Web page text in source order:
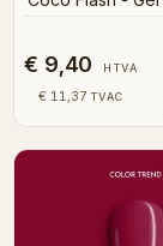
€ 9,40 HTVA
€ 11,37 TVAC